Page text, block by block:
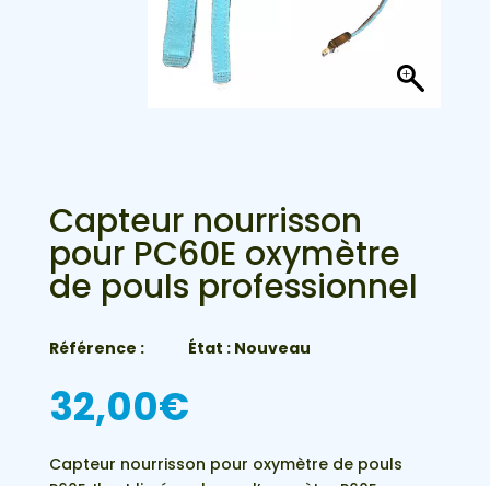
Capteur nourrisson
pour PC60E oxymètre
de pouls professionnel
Référence : État : Nouveau
32,00€
Capteur nourrisson pour oxymètre de pouls